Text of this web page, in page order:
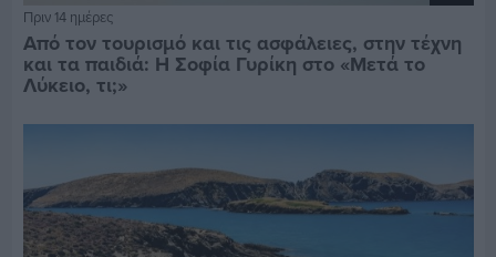
Πριν 14 ημέρες
Από τον τουρισμό και τις ασφάλειες, στην τέχνη
και τα παιδιά: Η Σοφία Γυρίκη στο «Μετά το
Λύκειο, τι;»